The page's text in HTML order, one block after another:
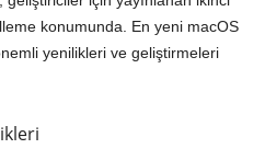
konumunda. En yeni macOS
yenilikleri ve geliştirmeleri